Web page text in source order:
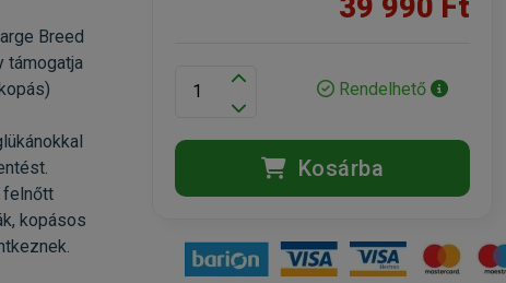
Breed
támogatja
felnőtt
kopásos
39 990 Ft
Rendelhető
Kosárba